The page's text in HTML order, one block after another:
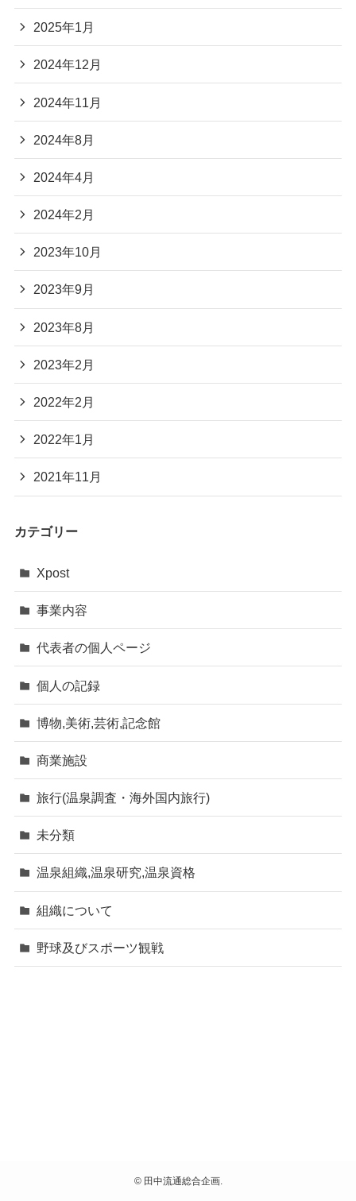
2025年1月
2024年12月
2024年11月
2024年8月
2024年4月
2024年2月
2023年10月
2023年9月
2023年8月
2023年2月
2022年2月
2022年1月
2021年11月
カテゴリー
Xpost
事業内容
代表者の個人ページ
個人の記録
博物,美術,芸術,記念館
商業施設
旅行(温泉調査・海外国内旅行)
未分類
温泉組織,温泉研究,温泉資格
組織について
野球及びスポーツ観戦
©田中流通総合企画.